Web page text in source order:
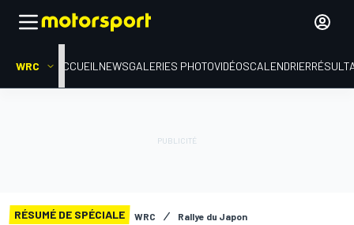
WRC ACCUEIL NEWSGALERIES PHOTOVIDÉOSCALENDRIER
RÉSUMÉ DE SPÉCIALE WRC Rallye du Japon